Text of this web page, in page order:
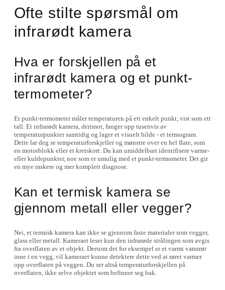
Ofte stilte spørsmål om
infrarødt kamera
Hva er forskjellen på et
infrarødt kamera og et punkt-
termometer?
Et punkt-termometer måler temperaturen på ett enkelt punkt, vist som ett
tall. Et infrarødt kamera, derimot, fanger opp tusenvis av
temperaturpunkter samtidig og lager et visuelt bilde - et termogram.
Dette lar deg se temperaturforskjeller og mønstre over en hel flate, som
en motorblokk eller et kretskort. Du kan umiddelbart identifisere varme-
eller kuldepunkter, noe som er umulig med et punkt-termometer. Det gir
en mye raskere og mer komplett diagnose.
Kan et termisk kamera se
gjennom metall eller vegger?
Nei, et termisk kamera kan ikke se gjennom faste materialer som vegger,
glass eller metall. Kameraet leser kun den infrarøde strålingen som avgis
fra overflaten av et objekt. Dersom det for eksempel er et varmt vannrør
inne i en vegg, vil kameraet kunne detektere dette ved at røret varmer
opp overflaten på veggen. Du ser altså temperaturforskjellen på
overflaten, ikke selve objektet som befinner seg bak.